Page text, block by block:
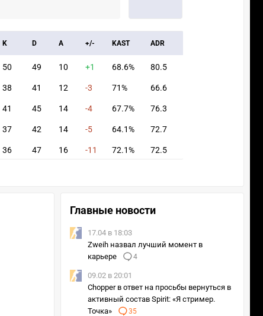
K D A +/- KAST ADR
50 49 10 +1 68.6% 80.5
38 41 12 -3 71% 66.6
41 45 14 -4 67.7% 76.3
37 42 14 -5 64.1% 72.7
36 47 16 -11 72.1% 72.5
Главные новости
17.04 в 18:03
Zweih назвал лучший момент в
карьере
4
09.02 в 20:01
Chopper в ответ на просьбы вернуться в
активный состав Spirit: «Я стример.
Точка»
35